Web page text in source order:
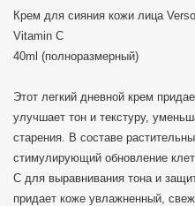
Крем для сияния кожи лица
Vitamin C
40ml (полноразмерный)
Этот легкий дневной крем
улучшает тон и текстуру,
старения. В составе
стимулирующий обновление
С для выравнивания тона и
придает коже увлажненный,